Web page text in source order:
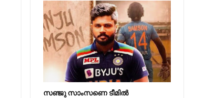
സഞ്ജു സാംസണെ ടീമില്‍